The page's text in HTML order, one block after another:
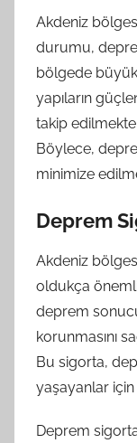
Akdeniz
durumu,
bölgede büyük
yapıların
takip edilmekte
Böylece,
minimize
Deprem
Akdeniz
oldukça
deprem
korunmasını
Bu sigorta,
yaşayanlar
Deprem